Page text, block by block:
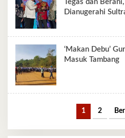
Tegas dan
Dianugerahi
‘Makan Debu’
Masuk Tambang
1 2